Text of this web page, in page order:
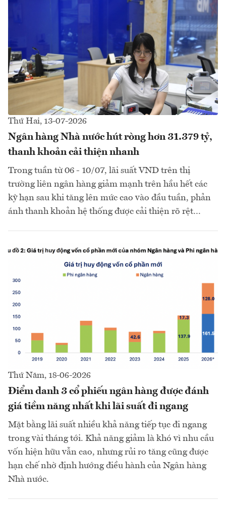
Thứ Hai, 13-07-2026
Ngân hàng Nhà nước hút ròng hơn 31.379 tỷ,
thanh khoản cải thiện nhanh
Trong tuần từ 06 - 10/07, lãi suất VND trên thị
trường liên ngân hàng giảm mạnh trên hầu hết các
kỳ hạn sau khi tăng lên mức cao vào đầu tuần, phản
ánh thanh khoản hệ thống được cải thiện rõ rệt…
Thứ Năm, 18-06-2026
Điểm danh 3 cổ phiếu ngân hàng được đánh
giá tiềm năng nhất khi lãi suất đi ngang
Mặt bằng lãi suất nhiều khả năng tiếp tục đi ngang
trong vài tháng tới. Khả năng giảm là khó vì nhu cầu
vốn hiện hữu vẫn cao, nhưng rủi ro tăng cũng được
hạn chế nhờ định hướng điều hành của Ngân hàng
Nhà nước.